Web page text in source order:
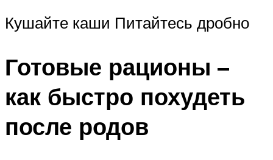
Кушайте каши Питайтесь дробно
Готовые рационы –
как быстро похудеть
после родов